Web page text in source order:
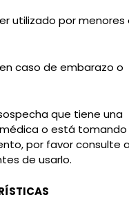
utilizado por menores
caso de embarazo o
que tiene una
o está tomando
por favor consulte
de usarlo.